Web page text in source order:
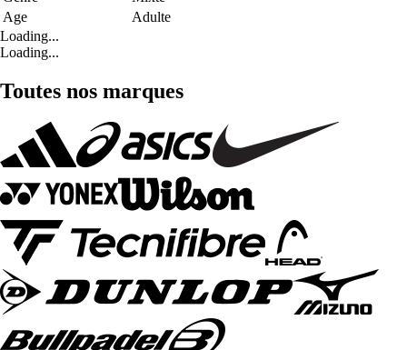
Age
Adulte
Loading...
Loading...
Toutes nos marques